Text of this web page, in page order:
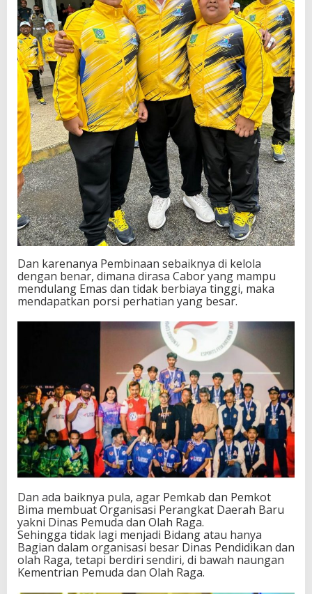
Dan karenanya Pembinaan sebaiknya di kelola
dengan benar, dimana dirasa Cabor yang mampu
mendulang Emas dan tidak berbiaya tinggi, maka
mendapatkan porsi perhatian yang besar.
Dan ada baiknya pula, agar Pemkab dan Pemkot
Bima membuat Organisasi Perangkat Daerah Baru
yakni Dinas Pemuda dan Olah Raga.
Sehingga tidak lagi menjadi Bidang atau hanya
Bagian dalam organisasi besar Dinas Pendidikan dan
olah Raga, tetapi berdiri sendiri, di bawah naungan
Kementrian Pemuda dan Olah Raga.